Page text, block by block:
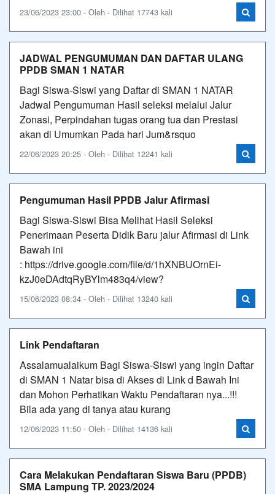
23/06/2023 23:00 - Oleh - Dilihat 17743 kali
JADWAL PENGUMUMAN DAN DAFTAR ULANG
PPDB SMAN 1 NATAR
Bagi Siswa-Siswi yang Daftar di SMAN 1 NATAR
Jadwal Pengumuman Hasil seleksi melalui Jalur
Zonasi, Perpindahan tugas orang tua dan Prestasi
akan di Umumkan Pada hari Jum&rsquo
22/06/2023 20:25 - Oleh - Dilihat 12241 kali
Pengumuman Hasil PPDB Jalur Afirmasi
Bagi Siswa-Siswi Bisa Melihat Hasil Seleksi
Penerimaan Peserta Didik Baru jalur Afirmasi di Link
Bawah ini
: https://drive.google.com/file/d/1hXNBUOrnEi-
kzJ0eDAdtqRyBYlm483q4/view?
15/06/2023 08:34 - Oleh - Dilihat 13240 kali
Link Pendaftaran
Assalamualaikum Bagi Siswa-Siswi yang ingin Daftar
di SMAN 1 Natar bisa di Akses di Link d Bawah Ini
dan Mohon Perhatikan Waktu Pendaftaran nya...!!!
Bila ada yang di tanya atau kurang
12/06/2023 11:50 - Oleh - Dilihat 14136 kali
Cara Melakukan Pendaftaran Siswa Baru (PPDB)
SMA Lampung TP. 2023/2024